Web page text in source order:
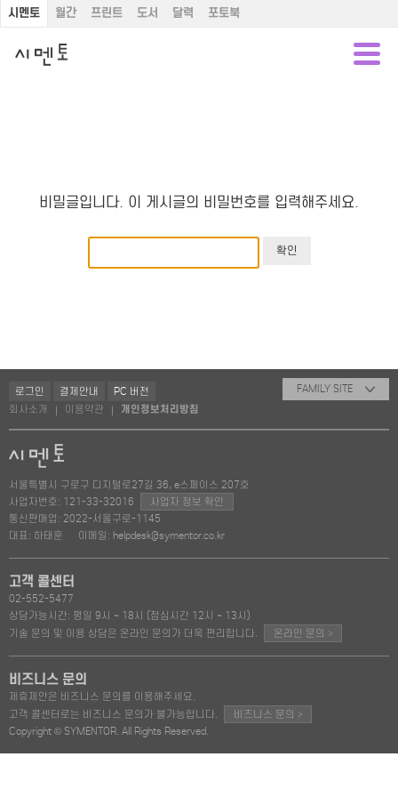
시멘토 월간 프린트 도서 달력 포토북
비밀글입니다. 이 게시글의 비밀번호를 입력해주세요.
로그인 결제안내
PC 버전
회사소개
이용약관 개인정보처리방침
FAMILY SITE
서울특별시 구로구 디지털로27길 36, e스페이스 207호
사업자번호: 121-33-32016
사업자 정보 확인
통신판매업: 2022-서울구로-1145
대표: 하태훈
이메일: helpdesk@symentor.co.kr
고객 콜센터
02-552-5477
상담가능시간: 평일 9시 ~ 18시 (점심시간 12시 ~ 13시)
기술 문의 및 이용 상담은 온라인 문의가 더욱 편리합니다.
온라인 문의 >
비즈니스 문의
제휴제안은 비즈니스 문의를 이용해주세요.
고객 콜센터로는 비즈니스 문의가 불가능합니다.
비즈니스 문의 >
Copyright © SYMENTOR. All Rights Reserved.